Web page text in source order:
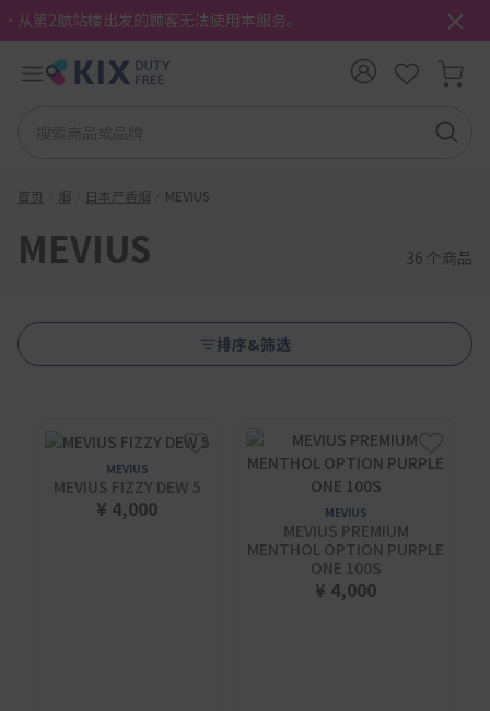
・从第2航站楼出发的顾客无法使用本服务。
首页 烟 日本产香烟 MEVIUS
MEVIUS 36 个商品
排序&筛选
MEVIUS
MEVIUS FIZZY DEW 5
¥ 4,000 MEVIUS
MEVIUS PREMIUM
MENTHOL OPTION PURPLE
ONE 100S
¥ 4,000